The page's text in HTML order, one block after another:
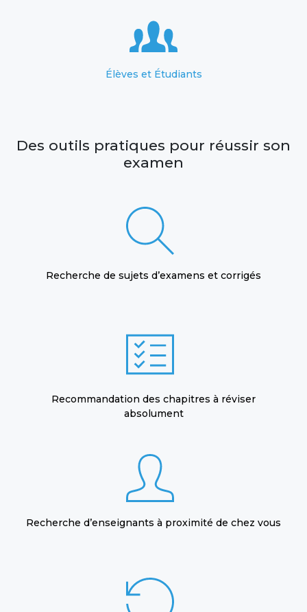
Élèves et Étudiants
Des outils pratiques pour réussir son
examen
Recherche de sujets d’examens et corrigés
Recommandation des chapitres à réviser
absolument
Recherche d’enseignants à proximité de chez vous